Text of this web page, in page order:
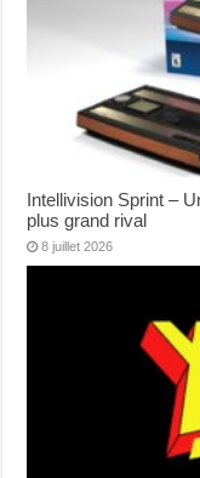
Intellivision Sprint –
plus grand rival
8 juillet 2026